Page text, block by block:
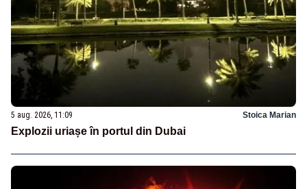
5 aug. 2026, 11:09 Stoica Marian
Explozii uriașe în portul din Dubai